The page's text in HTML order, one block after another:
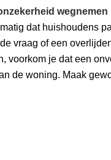
wegnemen
dat huishoudens
vraag of een
voorkom je dat een
de woning. Maak